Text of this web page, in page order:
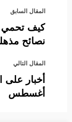
المقال السابق
كيف تحمي
نصائح
المقال التالي
أغسطس